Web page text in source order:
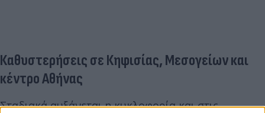
Καθυστερήσεις σε Κηφισίας, Μεσογείων και
κέντρο Αθήνας
Σταδιακά αυξάνεται η κυκλοφορία και στις